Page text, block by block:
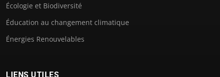
Écologie et Biodiversité
Éducation au changement climatique
Énergies Renouvelables
LIENS UTILES